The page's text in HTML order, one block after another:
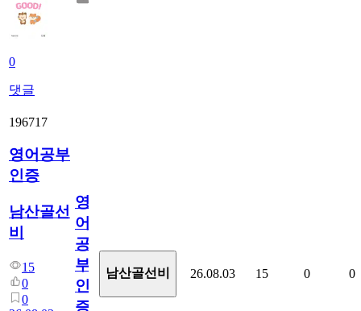
0
댓글
196717
영어공부
인증
남산골선
비
15
0
0
영
어
공
부
인
증
남산골선비 26.08.03 15 0 0